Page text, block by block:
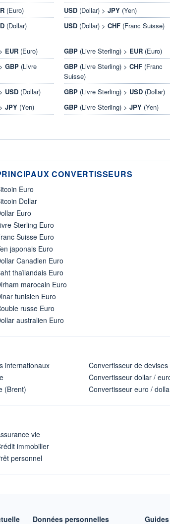
(Euro)
(Dollar)
USD (Dollar) >JPY (Yen)
USD (Dollar) >CHF (Franc Suisse)
EUR(Euro)
GBP(Livre
USD(Dollar)
JPY(Yen)
GBP (Livre Sterling) > EUR (Euro)
GBP (Livre Sterling) >CHF (Franc
Suisse)
GBP (Livre Sterling) > USD (Dollar)
GBP (Livre Sterling) >JPY (Yen)
CONVERTISSEURS
Euro
Dollar
Euro
Sterling Euro
Suisse Euro
japonais Euro
Canadien Euro
thaïlandais Euro
marocain Euro
tunisien Euro
russe Euro
australien Euro
internationaux
(Brent)
Convertisseur de devises
Convertisseur dollar /
Convertisseur euro /
vie
immobilier
personnel
Données personnelles